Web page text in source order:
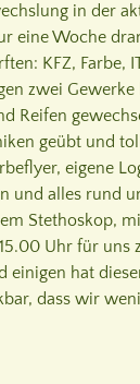
in der
eine Woche
KFZ, Farbe,
zwei Gewerke
Reifen
geübt und
eigene
und alles rund
Stethoskop,
Uhr für uns
hat
dass wir